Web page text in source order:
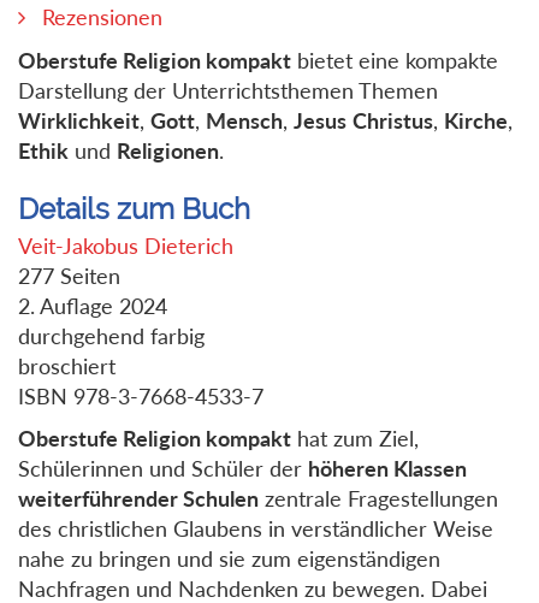
Rezensionen
Oberstufe Religion kompakt bietet eine kompakte
Darstellung der Unterrichtsthemen Themen
Wirklichkeit, Gott, Mensch, Jesus Christus, Kirche,
Ethik und Religionen.
Details zum Buch
Veit-Jakobus Dieterich
277 Seiten
2. Auflage 2024
durchgehend farbig
broschiert
ISBN 978-3-7668-4533-7
Oberstufe Religion kompakt hat zum Ziel,
Schülerinnen und Schüler der höheren Klassen
weiterführender Schulen zentrale Fragestellungen
des christlichen Glaubens in verständlicher Weise
nahe zu bringen und sie zum eigenständigen
Nachfragen und Nachdenken zu bewegen. Dabei